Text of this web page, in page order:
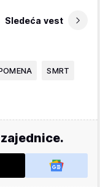
Sledeća vest
SMRT